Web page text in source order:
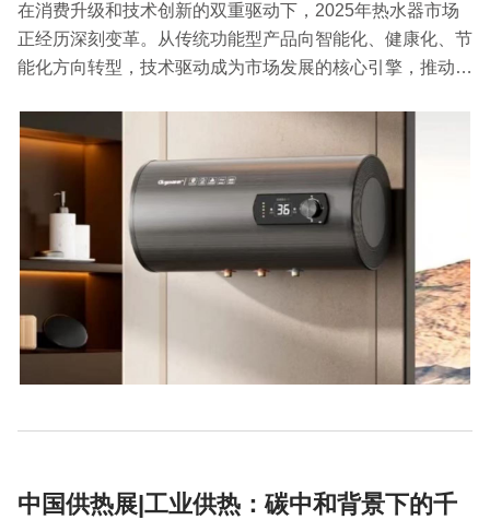
在消费升级和技术创新的双重驱动下，2025年热水器市场
正经历深刻变革。从传统功能型产品向智能化、健康化、节
能化方向转型，技术驱动成为市场发展的核心引擎，推动行
聊2025年热水器市场。
中国供热展|工业供热：碳中和背景下的千